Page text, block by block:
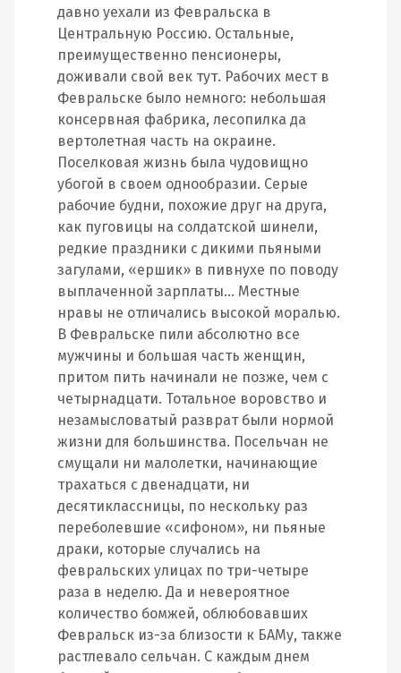
давно уехали из Февральска в
Центральную Россию. Остальные,
преимущественно пенсионеры,
доживали свой век тут. Рабочих мест в
Февральске было немного: небольшая
консервная фабрика, лесопилка да
вертолетная часть на окраине.
Поселковая жизнь была чудовищно
убогой в своем однообразии. Серые
рабочие будни, похожие друг на друга,
как пуговицы на солдатской шинели,
редкие праздники с дикими пьяными
загулами, «ершик» в пивнухе по поводу
выплаченной зарплаты… Местные
нравы не отличались высокой моралью.
В Февральске пили абсолютно все
мужчины и большая часть женщин,
притом пить начинали не позже, чем с
четырнадцати. Тотальное воровство и
незамысловатый разврат были нормой
жизни для большинства. Посельчан не
смущали ни малолетки, начинающие
трахаться с двенадцати, ни
десятиклассницы, по нескольку раз
переболевшие «сифоном», ни пьяные
драки, которые случались на
февральских улицах по три-четыре
раза в неделю. Да и невероятное
количество бомжей, облюбовавших
Февральск из-за близости к БАМу, также
растлевало сельчан. С каждым днем